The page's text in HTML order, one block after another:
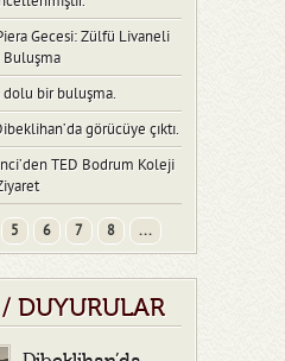
Gecesi: Zülfü Livaneli
Buluşma
dolu bir buluşma.
görücüye çıktı.
TED Bodrum Koleji
5 6 7 8 ...
DUYURULAR